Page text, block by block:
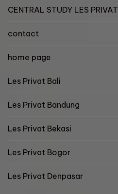
CENTRAL STUDY LES PRIVAT
contact
home page
Les Privat Bali
Les Privat Bandung
Les Privat Bekasi
Les Privat Bogor
Les Privat Denpasar